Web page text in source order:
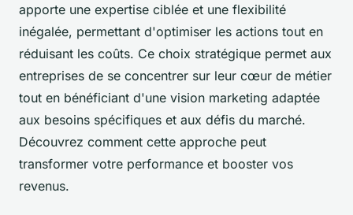
apporte une expertise ciblée et une flexibilité
inégalée, permettant d'optimiser les actions tout en
réduisant les coûts. Ce choix stratégique permet aux
entreprises de se concentrer sur leur cœur de métier
tout en bénéficiant d'une vision marketing adaptée
aux besoins spécifiques et aux défis du marché.
Découvrez comment cette approche peut
transformer votre performance et booster vos
revenus.